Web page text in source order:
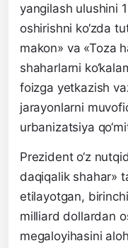
yangilash ulushini
oshirishni ko‘zda
makon» va «Toza
shaharlarni
foizga yetkazish
jarayonlarni
urbanizatsiya
Prezident o‘z
daqiqalik shahar»
etilayotgan,
milliard dollardan
megaloyihasini